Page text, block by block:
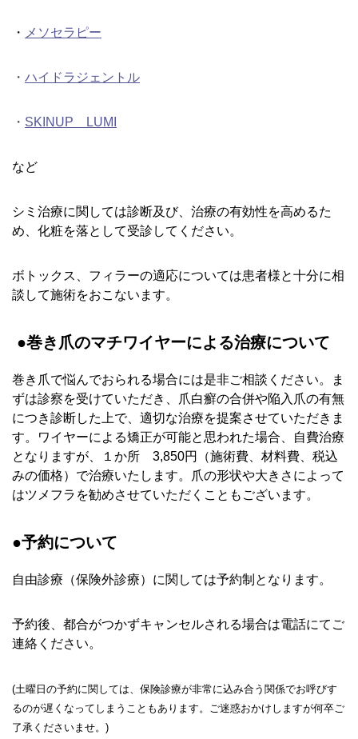
・ メソセラピー
・ ハイドラジェントル
・ SKINUP LUMI
など
シミ治療に関しては診断及び、治療の有効性を高めるた
め、化粧を落として受診してください。
ボトックス、フィラーの適応については患者様と十分に相
談して施術をおこないます。
●巻き爪のマチワイヤーによる治療について
巻き爪で悩んでおられる場合には是非ご相談ください。ま
ずは診察を受けていただき、爪白癬の合併や陥入爪の有無
につき診断した上で、適切な治療を提案させていただきま
す。ワイヤーによる矯正が可能と思われた場合、自費治療
となりますが、１か所 3,850円（施術費、材料費、税込
みの価格）で治療いたします。爪の形状や大きさによって
はツメフラを勧めさせていただくこともございます。
●予約について
自由診療（保険外診療）に関しては予約制となります。
予約後、都合がつかずキャンセルされる場合は電話にてご
連絡ください。
(土曜日の予約に関しては、保険診療が非常に込み合う関係でお呼びす
るのが遅くなってしまうこともあります。ご迷惑おかけしますが何卒ご
了承くださいませ。)